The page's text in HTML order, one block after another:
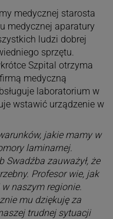
medycznej starosta
medycznej aparatury
ludzi dobrej
sprzętu.
Szpital otrzyma
medyczną
laboratorium w
wstawić urządzenie w
jakie mamy w
laminarnej.
Swadźba zauważył, że
Profesor wie, jak
naszym regionie.
mu dziękuję za
trudnej sytuacji